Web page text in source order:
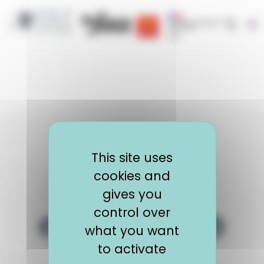
CRIJ Info Jeunes
Région Occitanie | EOLE
Lien Facebook EOLE Lien Twitter EOLE
Cookies management panel
This site uses
cookies and
gives you
control over
what you want
to activate